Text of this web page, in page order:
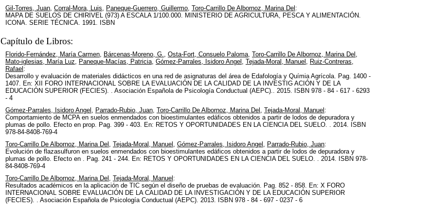
Gil-Torres, Juan, Corral-Mora, Luis, Paneque-Guerrero, Guillermo, Toro-Carrillo De Albornoz, Marina Del :
MAPA DE SUELOS DE CHIRIVEL (973) A ESCALA 1/100.000. MINISTERIO DE AGRICULTURA, PESCA Y ALIMENTACIÓN.
ICONA. SERIE TÉCNICA. 1991. ISBN
Capítulo de Libros:
Florido-Fernández, María Carmen, Bárcenas-Moreno, G., Osta-Fort, Consuelo Paloma, Toro-Carrillo De Albornoz, Marina Del ,
Mato-iglesias, María Luz, Paneque-Macías, Patricia, Gómez-Parrales, Isidoro Angel , Tejada-Moral, Manuel , Ruiz-Contreras,
Rafael :
Desarrollo y evaluación de materiales didácticos en una red de asignaturas del área de Edafología y Químia Agrícola. Pag. 1400 -
1407. En: XII FORO INTERNACIONAL SOBRE LA EVALUACIÓN DE LA CALIDAD DE LA INVESTIG ACIÓN Y DE LA
EDUCACIÓN SUPERIOR (FECIES). . Asociación Española de Psicología Conductual (AEPC).. 2015. ISBN 978 - 84 - 617 - 6293
- 4
Gómez-Parrales, Isidoro Angel , Parrado-Rubio, Juan, Toro-Carrillo De Albornoz, Marina Del , Tejada-Moral, Manuel :
Comportamiento de MCPA en suelos enmendados con bioestimulantes edáficos obtenidos a partir de lodos de depuradora y
plumas de pollo. Efecto en prop. Pag. 399 - 403. En: RETOS Y OPORTUNIDADES EN LA CIENCIA DEL SUELO. . 2014. ISBN
978-84-8408-769-4
Toro-Carrillo De Albornoz, Marina Del , Tejada-Moral, Manuel , Gómez-Parrales, Isidoro Angel , Parrado-Rubio, Juan:
Evolución de flazasulfuron en suelos enmendados con bioestimulantes edáficos obtenidos a partir de lodos de depuradora y
plumas de pollo. Efecto en . Pag. 241 - 244. En: RETOS Y OPORTUNIDADES EN LA CIENCIA DEL SUELO. . 2014. ISBN 978-
84-8408-769-4
Toro-Carrillo De Albornoz, Marina Del , Tejada-Moral, Manuel :
Resultados académicos en la aplicación de TIC según el diseño de pruebas de evaluación. Pag. 852 - 858. En: X FORO
INTERNACIONAL SOBRE EVALUACIÓN DE LA CALIDAD DE LA INVESTIGACIÓN Y DE LA EDUCACIÓN SUPERIOR
(FECIES). . Asociación Española de Psicología Conductual (AEPC). 2013. ISBN 978 - 84 - 697 - 0237 - 6